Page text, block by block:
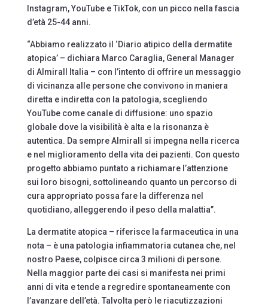
Instagram, YouTube e TikTok, con un picco nella fascia
d’età 25-44 anni.
“Abbiamo realizzato il ‘Diario atipico della dermatite
atopica’ – dichiara Marco Caraglia, General Manager
di Almirall Italia – con l’intento di offrire un messaggio
di vicinanza alle persone che convivono in maniera
diretta e indiretta con la patologia, scegliendo
YouTube come canale di diffusione: uno spazio
globale dove la visibilità è alta e la risonanza è
autentica. Da sempre Almirall si impegna nella ricerca
e nel miglioramento della vita dei pazienti. Con questo
progetto abbiamo puntato a richiamare l’attenzione
sui loro bisogni, sottolineando quanto un percorso di
cura appropriato possa fare la differenza nel
quotidiano, alleggerendo il peso della malattia”.
La dermatite atopica – riferisce la farmaceutica in una
nota – è una patologia infiammatoria cutanea che, nel
nostro Paese, colpisce circa 3 milioni di persone.
Nella maggior parte dei casi si manifesta nei primi
anni di vita e tende a regredire spontaneamente con
l’avanzare dell’età. Talvolta però le riacutizzazioni